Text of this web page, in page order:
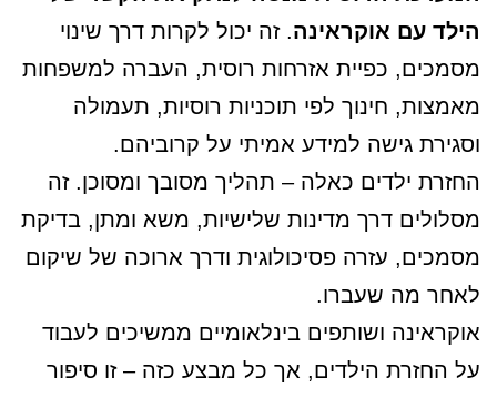
הילד עם אוקראינה. זה יכול לקרות דרך שינוי
מסמכים, כפיית אזרחות רוסית, העברה למשפחות
מאמצות, חינוך לפי תוכניות רוסיות, תעמולה
וסגירת גישה למידע אמיתי על קרוביהם.
החזרת ילדים כאלה – תהליך מסובך ומסוכן. זה
מסלולים דרך מדינות שלישיות, משא ומתן, בדיקת
מסמכים, עזרה פסיכולוגית ודרך ארוכה של שיקום
לאחר מה שעברו.
אוקראינה ושותפים בינלאומיים ממשיכים לעבוד
על החזרת הילדים, אך כל מבצע כזה – זו סיפור